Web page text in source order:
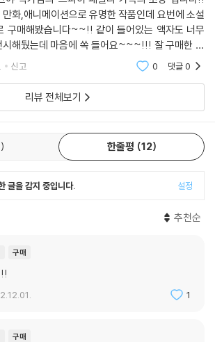
화,애니메이션으로 유명한 작품인데 요번에 소설
구매해봤습니다~~!! 같이 들어있는 액자도 너무
시해뒀는데 마음에 쏙 들어요~~~!!! 잘 구매한 것
아냐가 너무너무 귀여워요~~~~!!! 이번 소설
신고 0 댓글0
리뷰 전체보기
한줄평 12
글을 감지 중입니다. 설정
추천순
구매
1
구매